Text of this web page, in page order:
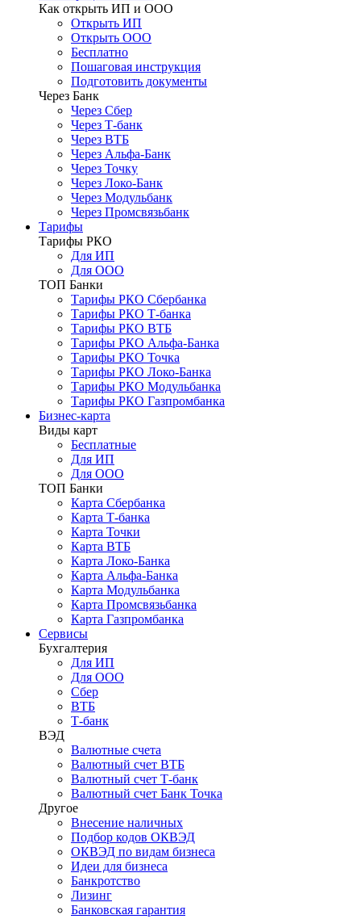
Как открыть ИП и ООО
Открыть ИП
Открыть ООО
Бесплатно
Пошаговая инструкция
Подготовить документы
Через Банк
Через Сбер
Через Т-банк
Через ВТБ
Через Альфа-Банк
Через Точку
Через Локо-Банк
Через Модульбанк
Через Промсвязьбанк
Тарифы
Тарифы РКО
Для ИП
Для ООО
ТОП Банки
Тарифы РКО Сбербанка
Тарифы РКО Т-банка
Тарифы РКО ВТБ
Тарифы РКО Альфа-Банка
Тарифы РКО Точка
Тарифы РКО Локо-Банка
Тарифы РКО Модульбанка
Тарифы РКО Газпромбанка
Бизнес-карта
Виды карт
Бесплатные
Для ИП
Для ООО
ТОП Банки
Карта Сбербанка
Карта Т-банка
Карта Точки
Карта ВТБ
Карта Локо-Банка
Карта Альфа-Банка
Карта Модульбанка
Карта Промсвязьбанка
Карта Газпромбанка
Сервисы
Бухгалтерия
Для ИП
Для ООО
Сбер
ВТБ
Т-банк
ВЭД
Валютные счета
Валютный счет ВТБ
Валютный счет Т-банк
Валютный счет Банк Точка
Другое
Внесение наличных
Подбор кодов ОКВЭД
ОКВЭД по видам бизнеса
Идеи для бизнеса
Банкротство
Лизинг
Банковская гарантия